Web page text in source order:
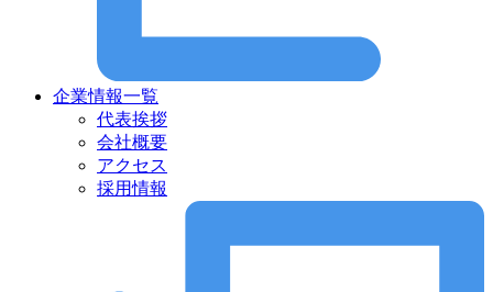
企業情報一覧
代表挨拶
会社概要
アクセス
採用情報